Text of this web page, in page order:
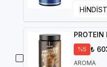
PROTEIN
%5 ₺
AROMA